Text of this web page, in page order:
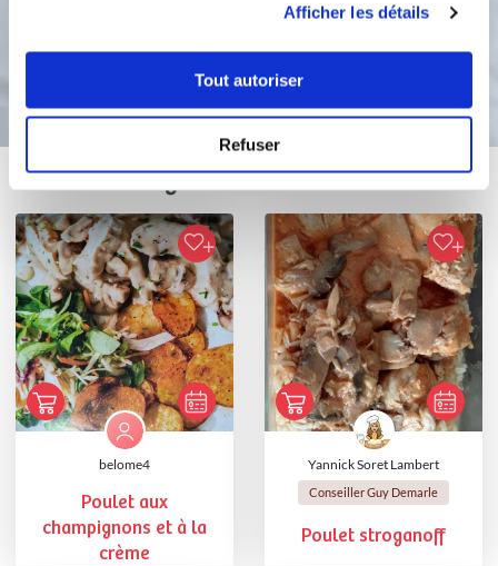
Afficher les détails
Tout autoriser
Refuser
Bon appétit !
Vous aimerez aussi ...
belome4
Poulet aux
champignons et à la
crème
Yannick Soret Lambert
Conseiller Guy Demarle
Poulet stroganoff